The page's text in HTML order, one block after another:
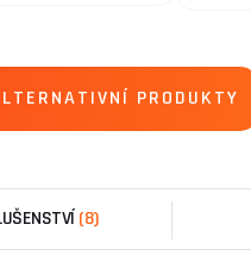
PRODUKTY
(8)